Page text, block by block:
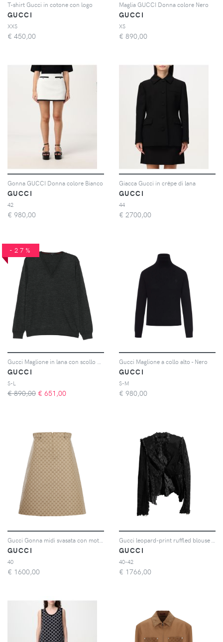
T-shirt Gucci in cotone con logo
GUCCI
XXS
€ 450,00
Maglia GUCCI Donna colore Nero
GUCCI
XS
€ 890,00
Gonna GUCCI Donna colore Bianco
GUCCI
42
€ 980,00
Giacca Gucci in crêpe di lana
GUCCI
44
€ 2700,00
-27%
GUCCI
S-L
€ 890,00 € 651,00
Gucci Maglione a collo alto - Nero
GUCCI
S-M
€ 980,00
GUCCI
40
€ 1600,00
GUCCI
40-42
€ 1766,00